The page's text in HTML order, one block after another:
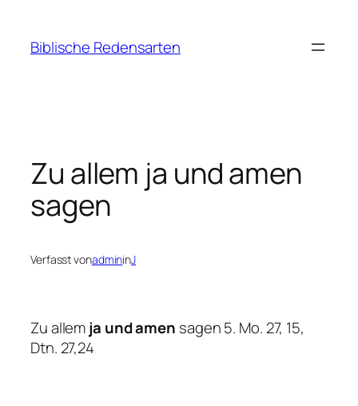
springen
Biblische Redensarten
Zu allem ja und amen
sagen
Verfasst vonadmininJ
Zu allemja und amen sagen 5. Mo. 27, 15,
Dtn. 27,24